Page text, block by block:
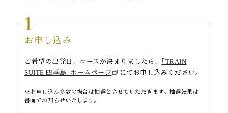
1
お申し込み
ご希望の出発日、コースが決まりましたら、
｢TRAIN
SUITE 四季島｣ホームページ
にてお申し込みください。
お申し込み多数の場合は抽選とさせていただきます。抽選結果は
書面でお知らせいたします。